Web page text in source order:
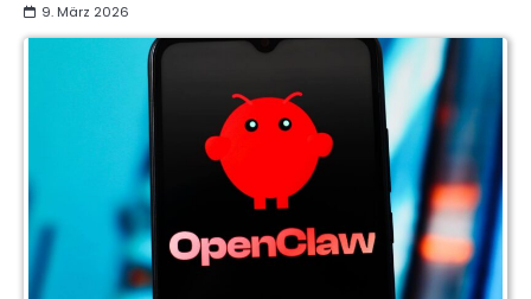
9. März 2026